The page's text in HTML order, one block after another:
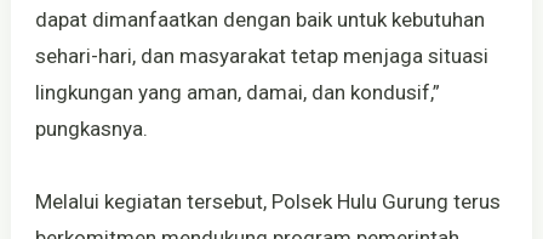
dapat dimanfaatkan dengan baik untuk kebutuhan
sehari-hari, dan masyarakat tetap menjaga situasi
lingkungan yang aman, damai, dan kondusif,”
pungkasnya.
Melalui kegiatan tersebut, Polsek Hulu Gurung terus